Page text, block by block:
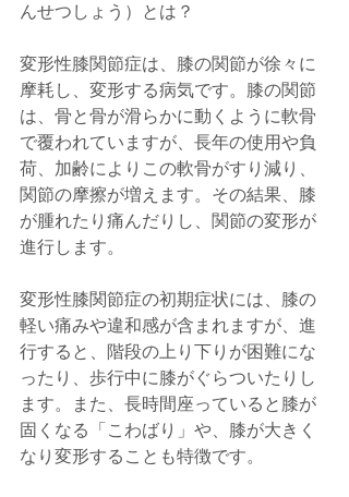
んせつしょう）とは？
変形性膝関節症は、膝の関節が徐々に
摩耗し、変形する病気です。膝の関節
は、骨と骨が滑らかに動くように軟骨
で覆われていますが、長年の使用や負
荷、加齢によりこの軟骨がすり減り、
関節の摩擦が増えます。その結果、膝
が腫れたり痛んだりし、関節の変形が
進行します。
変形性膝関節症の初期症状には、膝の
軽い痛みや違和感が含まれますが、進
行すると、階段の上り下りが困難にな
ったり、歩行中に膝がぐらついたりし
ます。また、長時間座っていると膝が
固くなる「こわばり」や、膝が大きく
なり変形することも特徴です。